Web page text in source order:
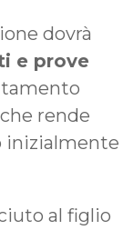
dovrà
e prove
rende
inizialmente
al figlio